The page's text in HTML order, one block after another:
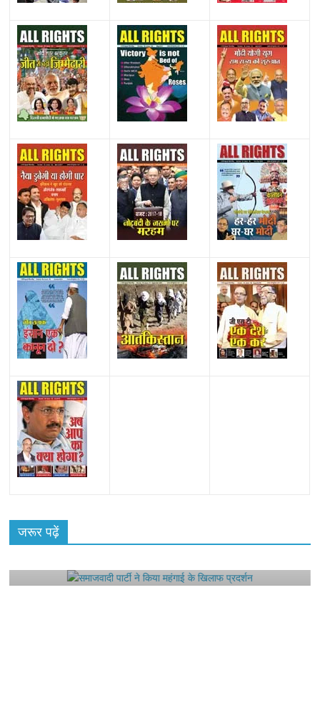
जरूर पढ़ें
राजनीतिक
समाजवादी पार्टी ने किया महंगाई के खिलाफ प्रदर्शन